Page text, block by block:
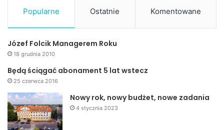
Popularne Ostatnie Komentowane
Józef Folcik Managerem Roku
18 grudnia 2010
Będą ściągać abonament 5 lat wstecz
25 czerwca 2016
Nowy rok, nowy budżet, nowe zadania
4 stycznia 2023